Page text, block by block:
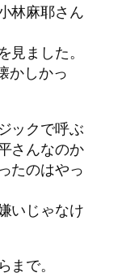
林麻耶さん
ました。
かしかっ
ックで呼ぶ
さんなのか
たのはやっ
いじゃなけ
で。